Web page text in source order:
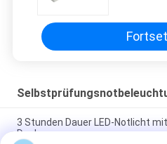
3 Stunden Dauer LED-Notlicht
Decke